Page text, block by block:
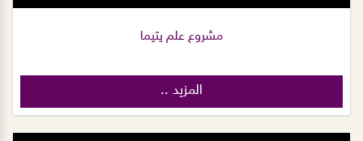
مشروع علم يتيما
المزيد ..